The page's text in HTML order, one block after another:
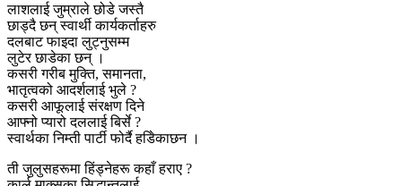
लाशलाई जुम्राले छोडे जस्तै
छाड्दै छन् स्वार्थी कार्यकर्ताहरु
दलबाट फाइदा लुट्नुसम्म
लुटेर छाडेका छन् ।
कसरी गरीब मुक्ति, समानता,
भातृत्वको आदर्शलाई भुले ?
कसरी आफूलाई संरक्षण दिने
आफ्नो प्यारो दललाई बिर्से ?
स्वार्थका निम्ती पार्टी फोर्दै हडिेकाछन ।
ती जुलुसहरूमा हिंड्नेहरू कहाँ हराए ?